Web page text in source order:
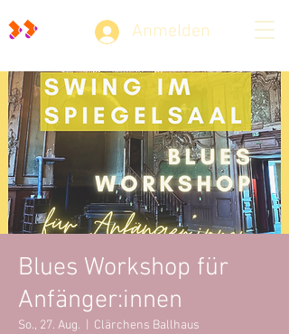
Anmelden
Blues Workshop für
Anfänger:innen
So., 27. Aug. Clärchens Ballhaus